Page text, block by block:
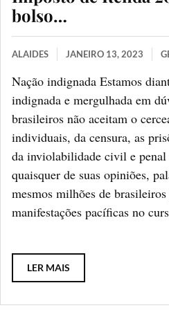
bolso…
ALAIDES JANEIRO 13, 2023
Nação indignada Estamos
indignada e mergulhada em
brasileiros não aceitam o
individuais, da censura, as
da inviolabilidade civil e penal
quaisquer de suas opiniões,
mesmos milhões de
manifestações pacíficas no
LER MAIS